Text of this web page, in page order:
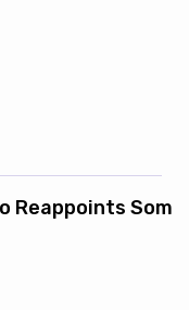
Reappoints Som